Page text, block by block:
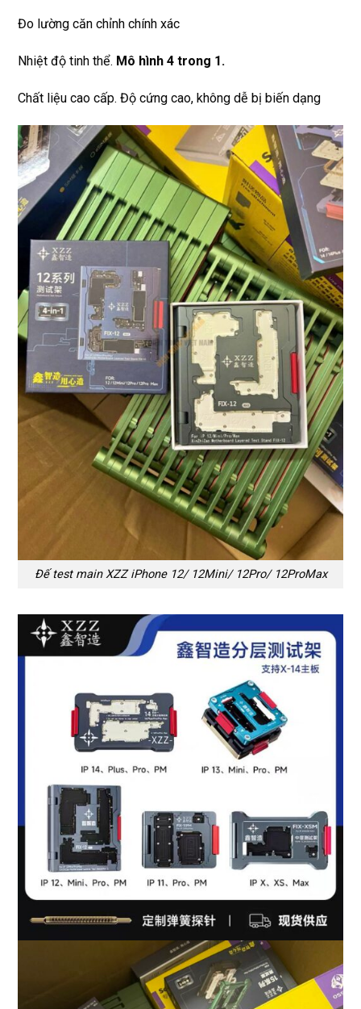
Đo lường căn chỉnh chính xác
Nhiệt độ tinh thể. Mô hình 4 trong 1.
Chất liệu cao cấp. Độ cứng cao, không dễ bị biến dạng
Đế test main XZZ iPhone 12/ 12Mini/ 12Pro/ 12ProMax